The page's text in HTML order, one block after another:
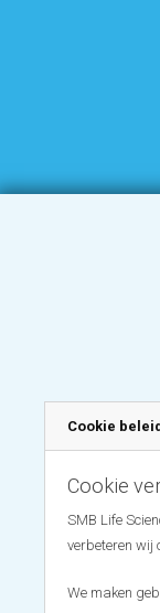
Cookie beleid
Cookie
SMB Life
verbeteren wij
We maken